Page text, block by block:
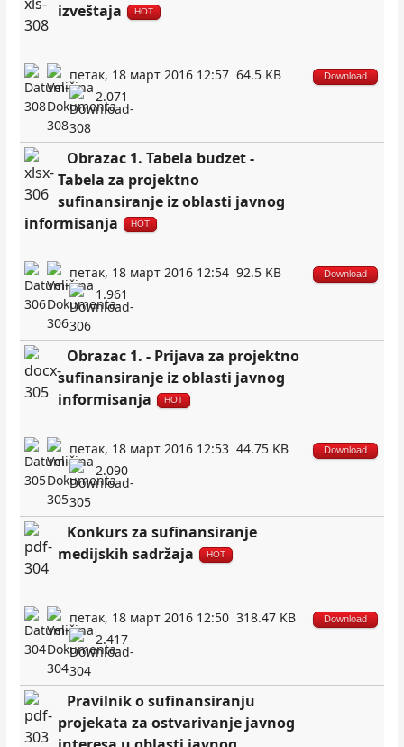
izveštaja
HOT
петак, 18 март 2016 12:57 64.5 KB
2.071
Download
Obrazac 1. Tabela budzet -
Tabela za projektno
sufinansiranje iz oblasti javnog
informisanja
HOT
петак, 18 март 2016 12:54 92.5 KB
1.961
Download
Obrazac 1. - Prijava za projektno
sufinansiranje iz oblasti javnog
informisanja
HOT
петак, 18 март 2016 12:53 44.75 KB
2.090
Download
Konkurs za sufinansiranje
medijskih sadržaja
HOT
петак, 18 март 2016 12:50 318.47 KB
2.417
Download
Pravilnik o sufinansiranјu
projekata za ostvarivanјe javnog